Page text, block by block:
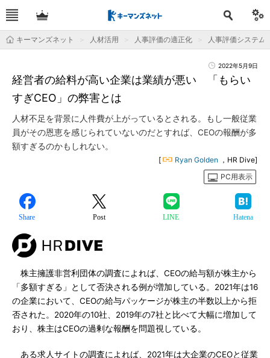
キーマンズネット 人材活用 人事評価の適正化 人事評価システム
2022年5月9日
経営者の給料が高い企業は業績が悪い 「もらい
すぎCEO」の弊害とは
人材不足を背景に人件費が上がっているとされる。もし一般従業
員がその恩恵を感じられていないのだとすれば、CEOの報酬が多
額すぎるのかもしれない。
[ Ryan Golden ，HR Dive]
PC用表示
Share Post LINE Hatena
株主擁護非営利団体の調査によれば、CEOの給与額が株主から
「多額すぎる」として否決される例が増加している。2021年は16
の企業において、CEOの給与パッケージが株主の半数以上から拒
否された。2020年の10社、2019年の7社と比べて大幅に増加して
おり、株主はCEOの過剰な報酬を問題視している。
ある求人サイトの調査によれば、2021年は大企業のCEOと従業